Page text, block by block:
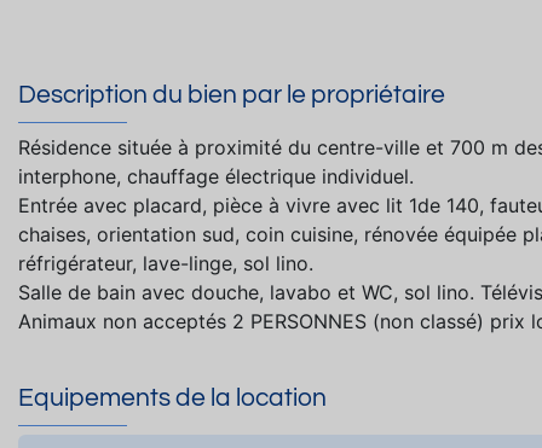
Description du bien par le propriétaire
Résidence située à proximité du centre-ville et 700 m
interphone, chauffage électrique individuel.
Entrée avec placard, pièce à vivre avec lit 1de 140,
chaises, orientation sud, coin cuisine, rénovée équipée
réfrigérateur, lave-linge, sol lino.
Salle de bain avec douche, lavabo et WC, sol lino.
Animaux non acceptés 2 PERSONNES (non classé)
Equipements de la location